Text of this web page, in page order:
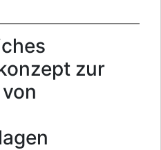
zur